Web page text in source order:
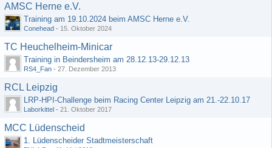
AMSC Herne e.V.
Training am 19.10.2024 beim AMSC Herne e.V.
Conehead - 15. Oktober 2024
TC Heuchelheim-Minicar
Training in Beindersheim am 28.12.13-29.12.13
RS4_Fan - 27. Dezember 2013
RCL Leipzig
LRP-HPI-Challenge beim Racing Center Leipzig am 21.-22.10.17
Laborkittel - 21. Oktober 2017
MCC Lüdenscheid
1. Lüdenscheider Stadtmeisterschaft